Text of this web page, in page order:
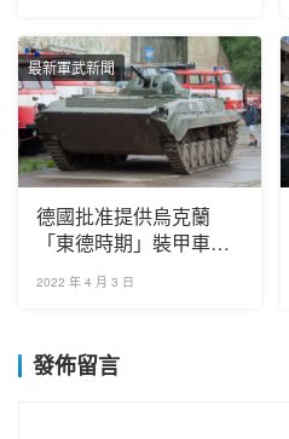
最新軍武新聞
德國批准提供烏克蘭
「東德時期」裝甲車
逆轉軍援消極質疑
2022 年 4 月 3 日
發佈留言